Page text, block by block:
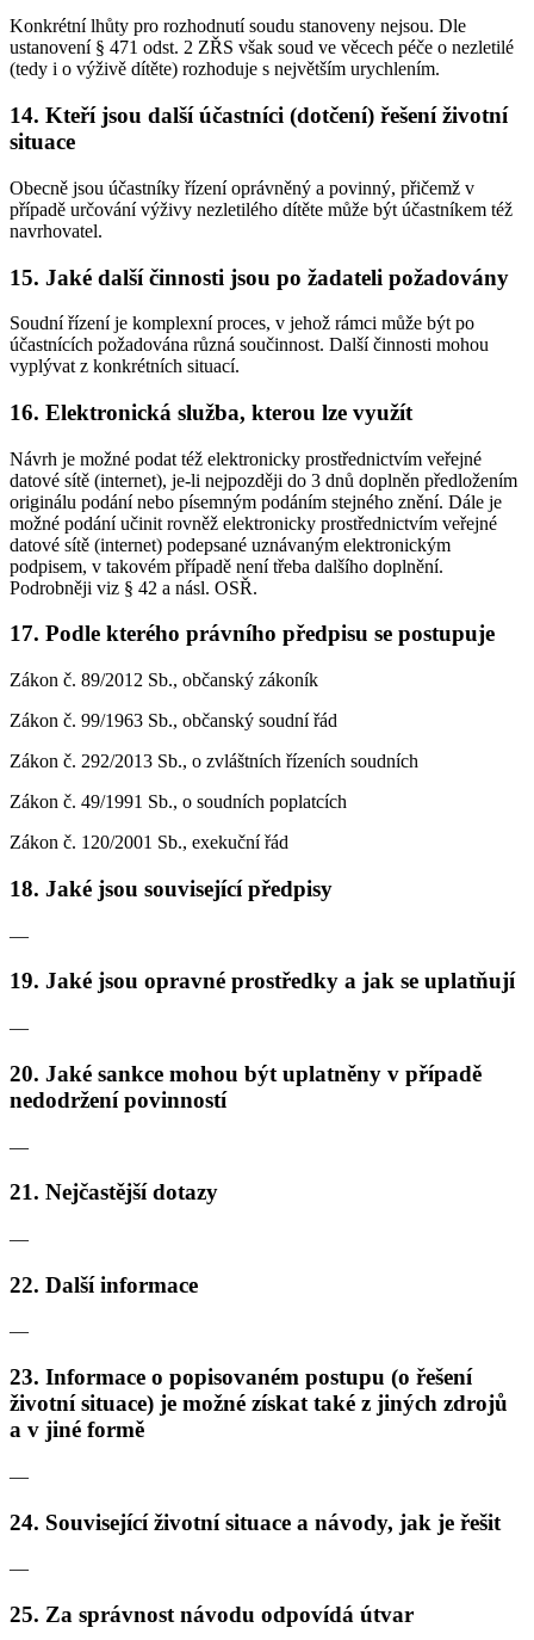
Konkrétní lhůty pro rozhodnutí soudu stanoveny nejsou. Dle
ustanovení § 471 odst. 2 ZŘS však soud ve věcech péče o nezletilé
(tedy i o výživě dítěte) rozhoduje s největším urychlením.
14. Kteří jsou další účastníci (dotčení) řešení životní
situace
Obecně jsou účastníky řízení oprávněný a povinný, přičemž v
případě určování výživy nezletilého dítěte může být účastníkem též
navrhovatel.
15. Jaké další činnosti jsou po žadateli požadovány
Soudní řízení je komplexní proces, v jehož rámci může být po
účastnících požadována různá součinnost. Další činnosti mohou
vyplývat z konkrétních situací.
16. Elektronická služba, kterou lze využít
Návrh je možné podat též elektronicky prostřednictvím veřejné
datové sítě (internet), je-li nejpozději do 3 dnů doplněn předložením
originálu podání nebo písemným podáním stejného znění. Dále je
možné podání učinit rovněž elektronicky prostřednictvím veřejné
datové sítě (internet) podepsané uznávaným elektronickým
podpisem, v takovém případě není třeba dalšího doplnění.
Podrobněji viz § 42 a násl. OSŘ.
17. Podle kterého právního předpisu se postupuje
Zákon č. 89/2012 Sb., občanský zákoník
Zákon č. 99/1963 Sb., občanský soudní řád
Zákon č. 292/2013 Sb., o zvláštních řízeních soudních
Zákon č. 49/1991 Sb., o soudních poplatcích
Zákon č. 120/2001 Sb., exekuční řád
18. Jaké jsou související předpisy
—
19. Jaké jsou opravné prostředky a jak se uplatňují
—
20. Jaké sankce mohou být uplatněny v případě
nedodržení povinností
—
21. Nejčastější dotazy
—
22. Další informace
—
23. Informace o popisovaném postupu (o řešení
životní situace) je možné získat také z jiných zdrojů
a v jiné formě
—
24. Související životní situace a návody, jak je řešit
—
25. Za správnost návodu odpovídá útvar